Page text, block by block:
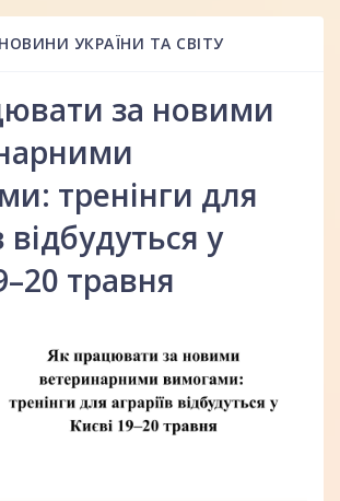
НОВИНИ УКРАЇНИ ТА СВІТУ
за новими
тренінги для
відбудуться у
травня